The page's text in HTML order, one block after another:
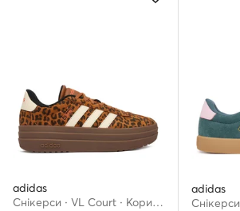
adidas
Снікерcи · VL Court · Коричневий
adidas